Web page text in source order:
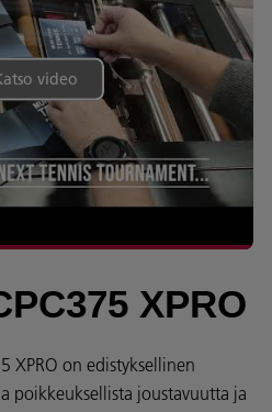
XPRO
XPRO on edistyksellinen
poikkeuksellista joustavuutta ja
video